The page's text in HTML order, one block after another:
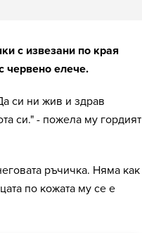
с извезани по края
червено елече.
си ни жив и здрав
си." - пожела му гордият
ръчичка. Няма как
по кожата му се е